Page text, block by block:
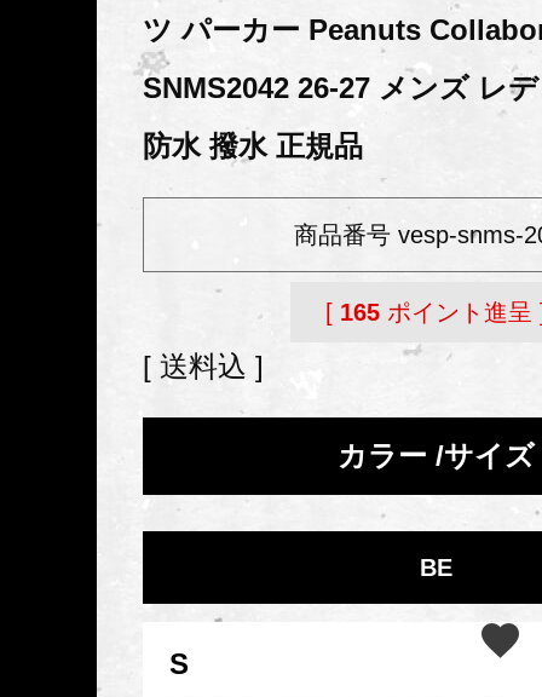
ツ パーカー Peanuts
SNMS2042 26-27 メンズ レ
防水 撥水 正規品
商品番号 vesp-snms-
[ 165 ポイント進呈
送料込
カラー サイズ
BE
S